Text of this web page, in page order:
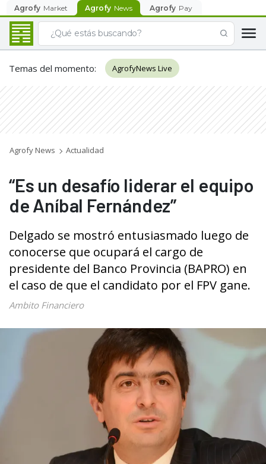
Agrofy Market Agrofy News Agrofy Pay
Temas del momento: AgrofyNews Live
Agrofy News Actualidad
“Es un desafío liderar el equipo
de Aníbal Fernández”
Delgado se mostró entusiasmado luego de
conocerse que ocupará el cargo de
presidente del Banco Provincia (BAPRO) en
el caso de que el candidato por el FPV gane.
Ambito Financiero